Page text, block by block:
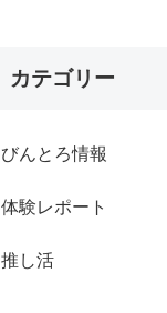
カテゴリー
びんとろ情報
体験レポート
推し活